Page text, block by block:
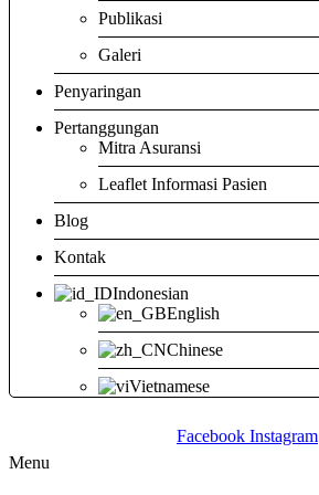
Publikasi
Galeri
Penyaringan
Pertanggungan
Mitra Asuransi
Leaflet Informasi Pasien
Blog
Kontak
Indonesian
English
Chinese
Vietnamese
Facebook Instagram
Menu